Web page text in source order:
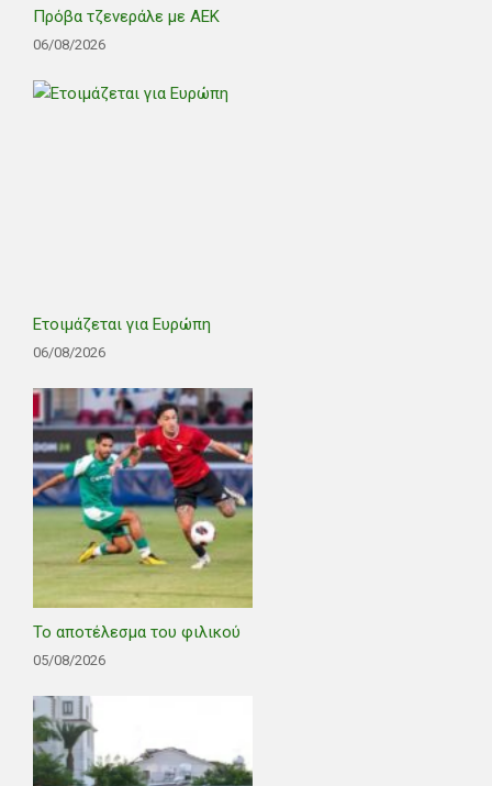
Πρόβα τζενεράλε με ΑΕΚ
06/08/2026
Ετοιμάζεται για Ευρώπη
06/08/2026
Το αποτέλεσμα του φιλικού
05/08/2026